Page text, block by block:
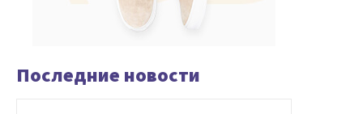
Последние новости